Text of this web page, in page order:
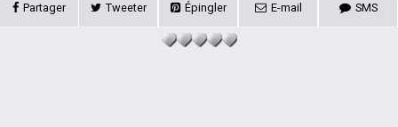
Partager Tweeter Épingler E-mail SMS